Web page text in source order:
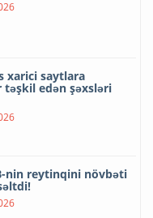
xarici saytlara
təşkil edən şəxsləri
nin reytinqini növbəti